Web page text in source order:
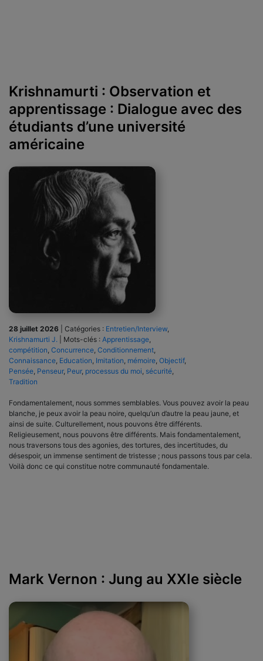
Krishnamurti : Observation et
apprentissage : Dialogue avec des
étudiants d’une université
américaine
28 juillet 2026 Catégories : Entretien/Interview,
Krishnamurti J.
Mots-clés : Apprentissage,
compétition, Concurrence, Conditionnement,
Connaissance, Education, Imitation, mémoire, Objectif,
Pensée, Penseur, Peur, processus du moi, sécurité,
Tradition
Fondamentalement, nous sommes semblables. Vous pouvez avoir la peau
blanche, je peux avoir la peau noire, quelqu’un d’autre la peau jaune, et
ainsi de suite. Culturellement, nous pouvons être différents.
Religieusement, nous pouvons être différents. Mais fondamentalement,
nous traversons tous des agonies, des tortures, des incertitudes, du
désespoir, un immense sentiment de tristesse ; nous passons tous par cela.
Voilà donc ce qui constitue notre communauté fondamentale.
Mark Vernon : Jung au XXIe siècle